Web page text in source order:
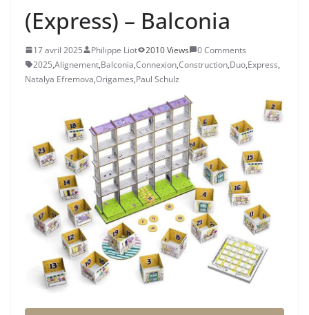
(Express) – Balconia
17 avril 2025 Philippe Liot 2010 Views
0 Comments
2025,Alignement,Balconia,Connexion,Construction,Duo,Express,
Natalya Efremova,Origames,Paul Schulz